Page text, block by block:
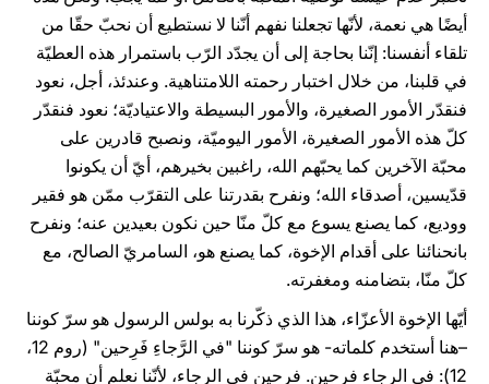
أيضًا هي نعمة، لأنّها تجعلنا نفهم أنّنا لا نستطيع أن نحبّ حقّا من
تلقاء أنفسنا: إنّنا بحاجة إلى أن يجدّد الرّب باستمرار هذه العطيّة
في قلبنا، من خلال اختبار رحمته اللامتناهية. وعندئذ، أجل، نعود
فنقدّر الأمور الصغيرة، والأمور البسيطة والاعتياديّة؛ نعود فنقدّر
كلّ هذه الأمور الصغيرة، الأمور اليوميّة، ونصبح قادرين على
محبّة الآخرين كما يحبّهم الله، راغبين بخيرهم، أيّ أن يكونوا
قدّيسين، أصدقاء الله؛ ونفرح بقدرتنا على التقرّب ممّن هو فقير
ووديع، كما يصنع يسوع مع كلّ منّا حين نكون بعيدين عنه؛ ونفرح
بانحنائنا على أقدام الإخوة، كما يصنع هو، السامريّ الصالح، مع
كلّ منّا، بتضامنه ومغفرته.
أيّها الإخوة الأعزّاء، هذا الذي ذكّرنا به بولس الرسول هو سرّ كوننا
–هنا أستخدم كلماته- هو سرّ كوننا "في الرَّجاءِ فَرِحين" (روم 12،
12): في الرجاء فرحين. فرحين في الرجاء، لأنّنا نعلم أن محبّة